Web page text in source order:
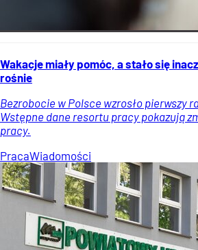
Wakacje miały pomóc, a stało się
rośnie
Bezrobocie w Polsce wzrosło pierwszy
Wstępne dane resortu pracy pokazują
pracy.
PracaWiadomości